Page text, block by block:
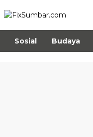
Sosial Budaya